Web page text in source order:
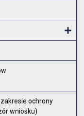
ochrony
wniosku)